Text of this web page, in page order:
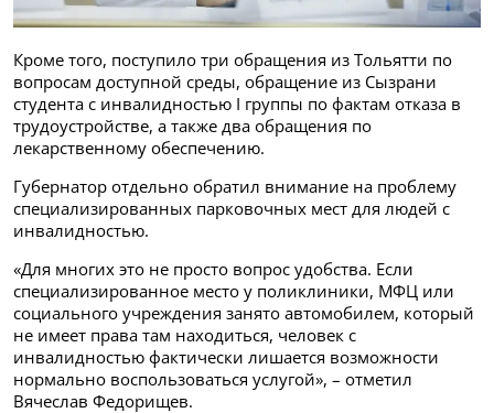
Кроме того, поступило три обращения из Тольятти по
вопросам доступной среды, обращение из Сызрани
студента с инвалидностью I группы по фактам отказа в
трудоустройстве, а также два обращения по
лекарственному обеспечению.
Губернатор отдельно обратил внимание на проблему
специализированных парковочных мест для людей с
инвалидностью.
«Для многих это не просто вопрос удобства. Если
специализированное место у поликлиники, МФЦ или
социального учреждения занято автомобилем, который
не имеет права там находиться, человек с
инвалидностью фактически лишается возможности
нормально воспользоваться услугой», – отметил
Вячеслав Федорищев.